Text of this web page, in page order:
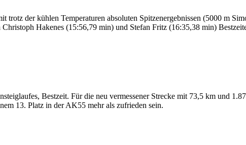
der kühlen Temperaturen absoluten Spitzenergebnissen (5000 m
Hakenes (15:56,79 min) und Stefan Fritz (16:35,38 min)
Bestzeit. Für die neu vermessener Strecke mit 73,5 km und
13. Platz in der AK55 mehr als zufrieden sein.